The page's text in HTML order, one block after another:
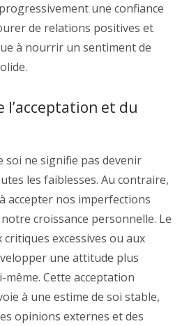
une confiance
de relations positives et
à nourrir un sentiment de
l’acceptation et du
soi ne signifie pas devenir
les faiblesses. Au contraire,
accepter nos imperfections
croissance personnelle. Le
excessives ou aux
une attitude plus
Cette acceptation
à une estime de soi stable,
opinions externes et des